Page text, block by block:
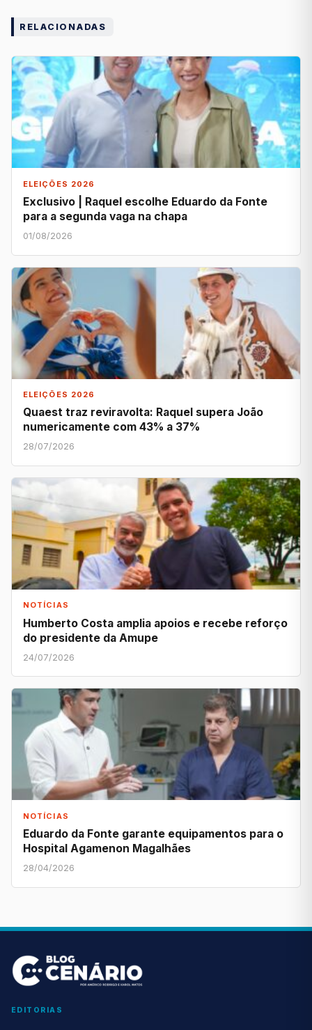
RELACIONADAS
ELEIÇÕES 2026
Exclusivo | Raquel escolhe Eduardo da Fonte
para a segunda vaga na chapa
01/08/2026
ELEIÇÕES 2026
Quaest traz reviravolta: Raquel supera João
numericamente com 43% a 37%
28/07/2026
NOTÍCIAS
Humberto Costa amplia apoios e recebe reforço
do presidente da Amupe
24/07/2026
NOTÍCIAS
Eduardo da Fonte garante equipamentos para o
Hospital Agamenon Magalhães
28/04/2026
EDITORIAS